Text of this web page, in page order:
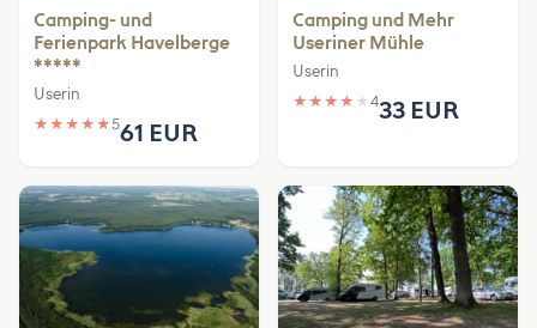
Camping- und
Ferienpark Havelberge
*****
Userin
★ ★ ★ ★ ★561 EUR
Camping und Mehr
Useriner Mühle
Userin
★ ★ ★ ★ ★ 433 EUR